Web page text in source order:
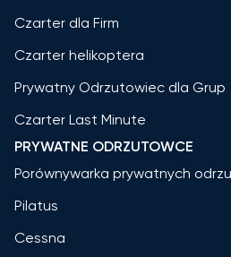
Czarter dla Firm
Czarter helikoptera
Prywatny Odrzutowiec dla Grup
Czarter Last Minute
PRYWATNE ODRZUTOWCE
Porównywarka prywatnych
Pilatus
Cessna